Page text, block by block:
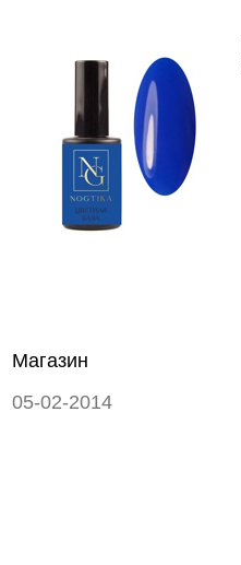
Магазин
05-02-2014